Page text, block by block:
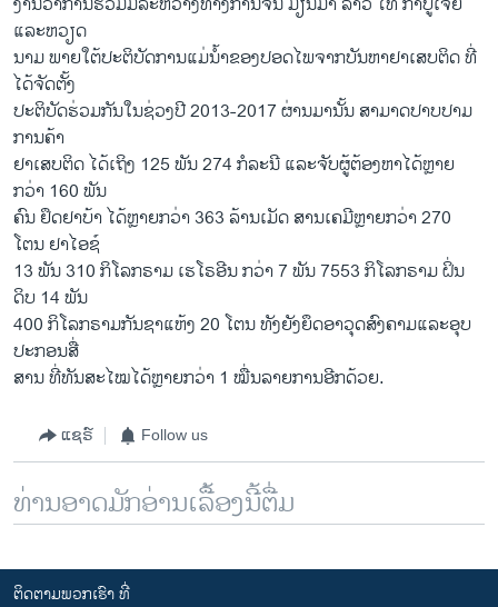
ແລະຫວຽດ
ນາມ ພາຍໃຕ້ປະຕິບັດການແມ່ນ້ຳຂອງປອດໄພຈາກບັນຫາຢາເສບຕິດ ທີ່
ໄດ້ຈັດຕັ້ງ
ປະຕິບັດຮ່ວມກັນໃນຊ່ວງປີ 2013-2017 ຜ່ານມານັ້ນ ສາມາດປາບປາມ
ການຄ້າ
ຢາເສບຕິດ ໄດ້ເຖິງ 125 ພັນ 274 ກໍລະນີ ແລະຈັບຜູ້ຕ້ອງຫາໄດ້ຫຼາຍ
ກວ່າ 160 ພັນ
ຄົນ ຢຶດຢາບ້າ ໄດ້ຫຼາຍກວ່າ 363 ລ້ານເມັດ ສານເຄມີຫຼາຍກວ່າ 270
ໂຕນ ຢາໄອຊ໌
13 ພັນ 310 ກິໂລກຣາມ ເຮໂຣອີນ ກວ່າ 7 ພັນ 7553 ກິໂລກຣາມ ຝິ່ນ
ດິບ 14 ພັນ
400 ກິໂລກຣາມກັນຊາແຫ້ງ 20 ໂຕນ ທັງຍັງຍຶດອາວຸດສົງຄາມແລະອຸບ
ປະກອນສື່
ສານ ທີ່ທັນສະໄໝໄດ້ຫຼາຍກວ່າ 1 ໝື່ນລາຍການອີກດ້ວຍ.
ແຊຣ໌ Follow us
ທ່ານອາດມັກອ່ານເລື້ອງນີ້ຕື່ມ
ຕິດຕາມພວກເຮົາ ທີ່